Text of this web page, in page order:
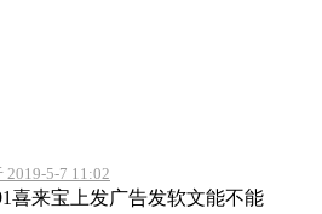
2019-5-7 11:02
喜来宝上发广告发软文能不能